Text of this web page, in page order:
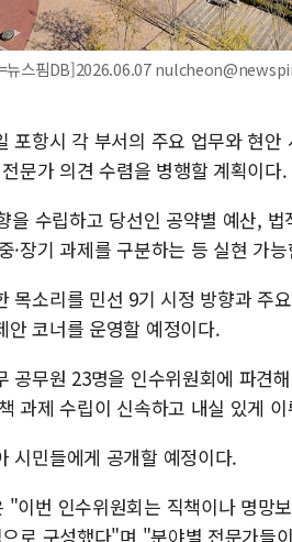
=뉴스핌DB]2026.06.07
포항시 각 부서의 주요 업무와 현
문가 의견 수렴을 병행할 계획이다.
을 수립하고 당선인 공약별 예산,
·장기 과제를 구분하는 등 실현 가
목소리를 민선 9기 시정 방향과 주
안 코너를 운영할 예정이다.
공무원 23명을 인수위원회에 파견
과제 수립이 신속하고 내실 있게
시민들에게 공개할 예정이다.
"이번 인수위원회는 직책이나 명망
로 구성했다"며 "분야별 전문가들